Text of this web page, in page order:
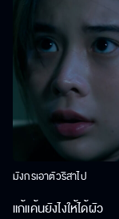
มังกรเอาตัวริสาไป
แก้แค้นยังไงให้ได้ผัว